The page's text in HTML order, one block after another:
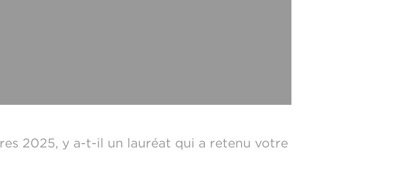
2025, y a-t-il un lauréat qui a retenu votre